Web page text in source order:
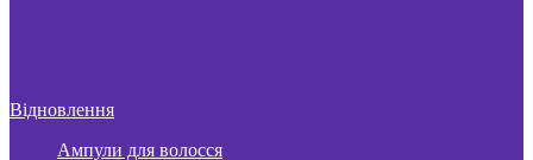
Відновлення
Ампули для волосся